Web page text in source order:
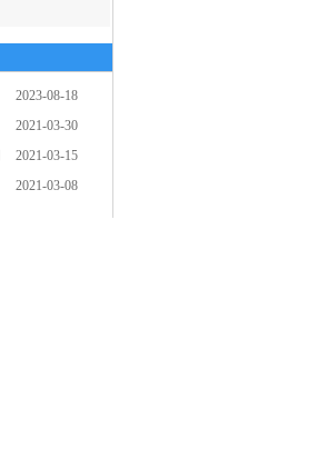
2023-08-18
2021-03-30
2021-03-15
2021-03-08